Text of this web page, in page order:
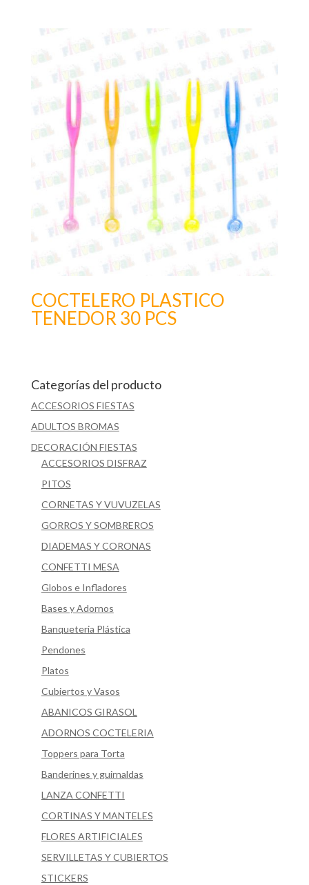
COCTELERO PLASTICO
TENEDOR 30 PCS
Categorías del producto
ACCESORIOS FIESTAS
ADULTOS BROMAS
DECORACIÓN FIESTAS
ACCESORIOS DISFRAZ
PITOS
CORNETAS Y VUVUZELAS
GORROS Y SOMBREROS
DIADEMAS Y CORONAS
CONFETTI MESA
Globos e Infladores
Bases y Adornos
Banqueteria Plástica
Pendones
Platos
Cubiertos y Vasos
ABANICOS GIRASOL
ADORNOS COCTELERIA
Toppers para Torta
Banderines y guirnaldas
LANZA CONFETTI
CORTINAS Y MANTELES
FLORES ARTIFICIALES
SERVILLETAS Y CUBIERTOS
STICKERS